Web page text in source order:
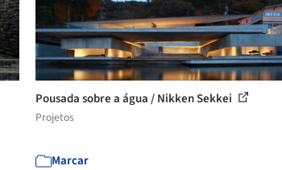
Pousada sobre a água / Nikken Sekkei
Projetos
Marcar